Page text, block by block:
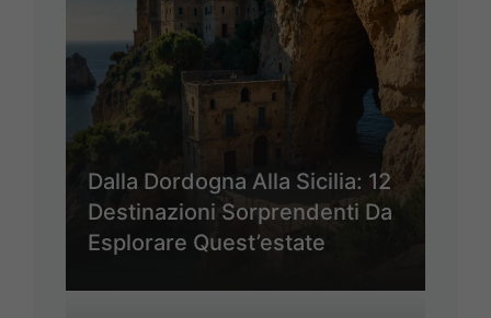
Dalla Dordogna Alla Sicilia: 12
Destinazioni Sorprendenti Da
Esplorare Quest’estate